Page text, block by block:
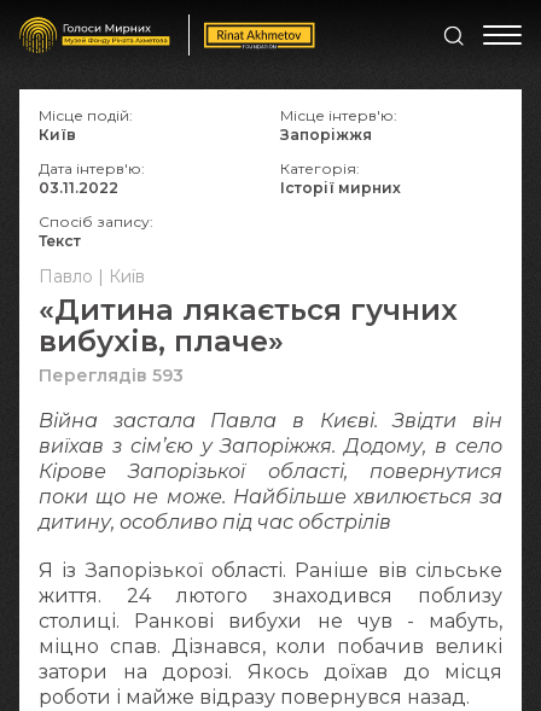
Павло | Київ
«Дитина лякається гучних
вибухів, плаче»
Переглядів 593
Війна застала Павла в Києві. Звідти він
виїхав з сім’єю у Запоріжжя. Додому, в село
Кірове Запорізької області, повернутися
поки що не може. Найбільше хвилюється за
дитину, особливо під час обстрілів
Я із Запорізької області. Раніше вів сільське
життя. 24 лютого знаходився поблизу
столиці. Ранкові вибухи не чув - мабуть,
міцно спав. Дізнався, коли побачив великі
затори на дорозі. Якось доїхав до місця
роботи і майже відразу повернувся назад.
Місце подій:
Київ
Місце інтерв'ю:
Запоріжжя
Дата інтерв'ю:
03.11.2022
Категорія:
Історії мирних
Спосіб запису:
Текст